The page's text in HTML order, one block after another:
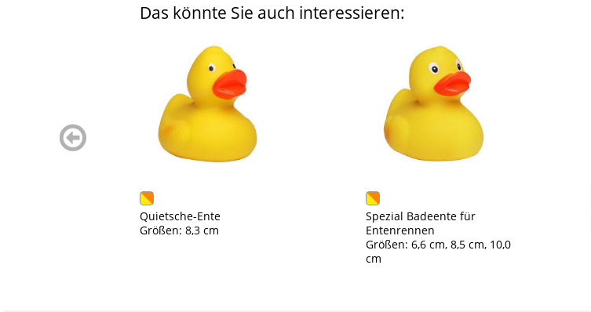
Das könnte Sie auch interessieren:
Quietsche-Ente
Größen: 8,3 cm
Spezial Badeente für
Entenrennen
Größen: 6,6 cm, 8,5 cm, 10,0
cm
zurück
blättern